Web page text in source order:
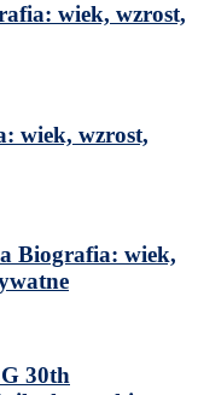
wiek, wzrost,
wiek, wzrost,
Biografia: wiek,
30th